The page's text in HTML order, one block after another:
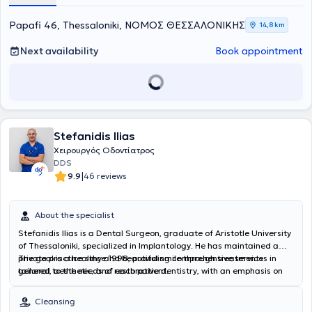
Papafi 46, Thessaloniki, ΝΟΜΟΣ ΘΕΣΣΑΛΟΝΙΚΗΣ 14,8 km
Next availability Book appointment
Stefanidis Ilias
Χειρουργός Οδοντίατρος
DDS
9.9|46 reviews
About the specialist
Stefanidis Ilias is a Dental Surgeon, graduate of Aristotle University
of Thessaloniki, specialized in Implantology. He has maintained a
private practice since 1998, providing comprehensive services in
general, aesthetic, and restorative dentistry, with an emphasis on
excellent dental care in the greater Thessaloniki area, investing in
state-of-the-art equipment and ensuring a relaxing and
The goal is a healthy and beautiful smile through treatments
tailored to the needs of each patient.
Cleansing